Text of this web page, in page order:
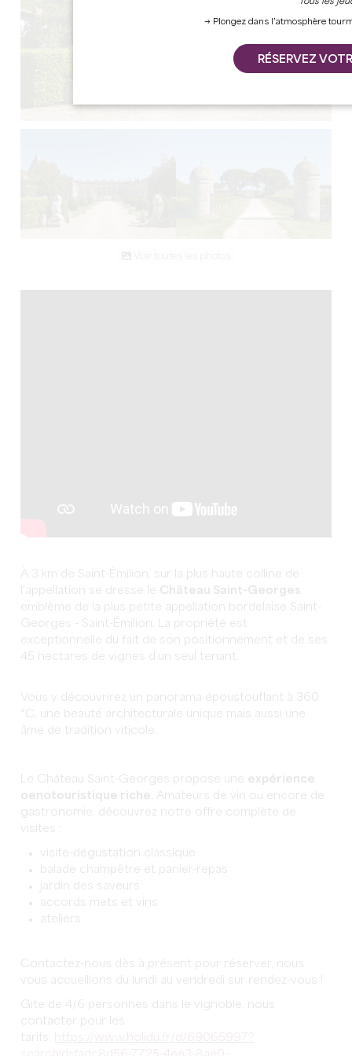
À 3 km de Saint-Émilion, sur la plus haute colline de
l’appellation se dresse le Château Saint-Georges
emblème de la plus petite appellation bordelaise Saint-
Georges - Saint-Émilion. La propriété est
exceptionnelle du fait de son positionnement et de ses
45 hectares de vignes d’un seul tenant.
Vous y découvrirez un panorama époustouflant à 360
°C, une beauté architecturale unique mais aussi une
âme de tradition viticole.
Le Château Saint-Georges propose une expérience
oenotouristique riche . Amateurs de vin ou encore de
gastronomie, découvrez notre offre complète de
visites :
visite-dégustation classique
balade champêtre et panier-repas
jardin des saveurs
accords mets et vins
ateliers
Contactez-nous dès à présent pour réserver, nous
vous accueillons du lundi au vendredi sur rendez-vous !
Gite de 4/6 personnes dans le vignoble, nous
contacter pour les
tarifs.
→ Plongez dans l’atmosphère
RÉSERVEZ